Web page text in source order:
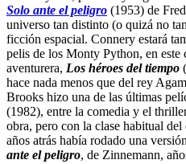
Solo ante el peligro (1953) de
universo tan distinto (o quizá no
ficción espacial. Connery estará
pelis de los Monty Python, en este
aventurera, Los héroes del tiempo
hace nada menos que del rey
Brooks hizo una de las últimas
(1982), entre la comedia y el
obra, pero con la clase habitual del
años atrás había rodado una
ante el peligro, de Zinnemann,